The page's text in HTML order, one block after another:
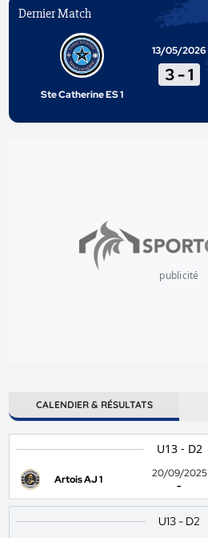
Dernier Match
Ste Catherine ES 1
13/05/2026
3-1
publicité
CALENDIER & RÉSULTATS
U13 - D2
Artois AJ 1
20/09/2025
-
U13 - D2